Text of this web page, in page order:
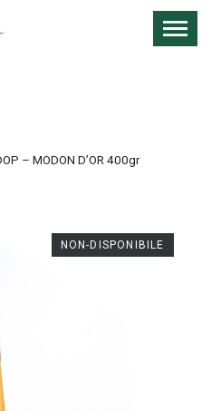
– MODON D’OR 400gr
NON-DISPONIBILE